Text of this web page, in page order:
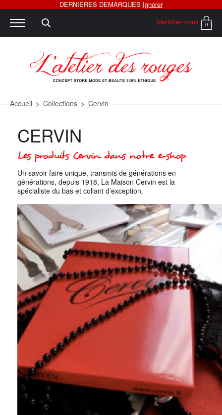
Identifiez-vous 0
Accueil > Collections > Cervin
CERVIN
Les produits Cervin dans notre e-shop
Un savoir faire unique, transmis de générations en
générations, depuis 1918, La Maison Cervin est la
spécialiste du bas et collant d’exception.
DERNIERES DEMARQUES Ignorer